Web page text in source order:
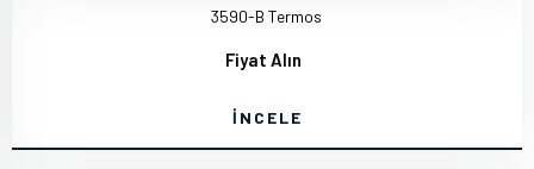
3590-B Termos
Fiyat Alın
İNCELE